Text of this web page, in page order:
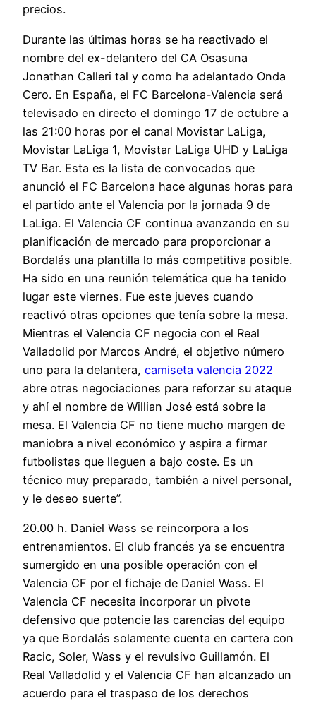
precios.
Durante las últimas horas se ha reactivado el
nombre del ex-delantero del CA Osasuna
Jonathan Calleri tal y como ha adelantado Onda
Cero. En España, el FC Barcelona-Valencia será
televisado en directo el domingo 17 de octubre a
las 21:00 horas por el canal Movistar LaLiga,
Movistar LaLiga 1, Movistar LaLiga UHD y LaLiga
TV Bar. Esta es la lista de convocados que
anunció el FC Barcelona hace algunas horas para
el partido ante el Valencia por la jornada 9 de
LaLiga. El Valencia CF continua avanzando en su
planificación de mercado para proporcionar a
Bordalás una plantilla lo más competitiva posible.
Ha sido en una reunión telemática que ha tenido
lugar este viernes. Fue este jueves cuando
reactivó otras opciones que tenía sobre la mesa.
Mientras el Valencia CF negocia con el Real
Valladolid por Marcos André, el objetivo número
uno para la delantera, camiseta valencia 2022
abre otras negociaciones para reforzar su ataque
y ahí el nombre de Willian José está sobre la
mesa. El Valencia CF no tiene mucho margen de
maniobra a nivel económico y aspira a firmar
futbolistas que lleguen a bajo coste. Es un
técnico muy preparado, también a nivel personal,
y le deseo suerte”.
20.00 h. Daniel Wass se reincorpora a los
entrenamientos. El club francés ya se encuentra
sumergido en una posible operación con el
Valencia CF por el fichaje de Daniel Wass. El
Valencia CF necesita incorporar un pivote
defensivo que potencie las carencias del equipo
ya que Bordalás solamente cuenta en cartera con
Racic, Soler, Wass y el revulsivo Guillamón. El
Real Valladolid y el Valencia CF han alcanzado un
acuerdo para el traspaso de los derechos